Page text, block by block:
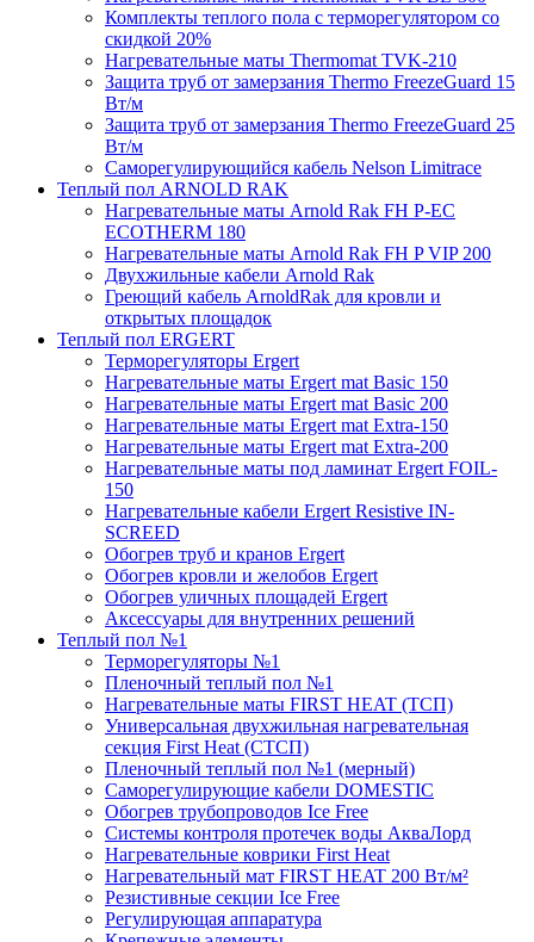
Комплекты теплого пола с терморегулятором со
скидкой 20%
Нагревательные маты Thermomat TVK-210
Защита труб от замерзания Thermo FreezeGuard 15
Вт/м
Защита труб от замерзания Thermo FreezeGuard 25
Вт/м
Саморегулирующийся кабель Nelson Limitrace
Теплый пол ARNOLD RAK
Нагревательные маты Arnold Rak FH P-EC
ECOTHERM 180
Нагревательные маты Arnold Rak FH P VIP 200
Двухжильные кабели Arnold Rak
Греющий кабель ArnoldRak для кровли и
открытых площадок
Теплый пол ERGERT
Терморегуляторы Ergert
Нагревательные маты Ergert mat Basic 150
Нагревательные маты Ergert mat Basic 200
Нагревательные маты Ergert mat Extra-150
Нагревательные маты Ergert mat Extra-200
Нагревательные маты под ламинат Ergert FOIL-
150
Нагревательные кабели Ergert Resistive IN-
SCREED
Обогрев труб и кранов Ergert
Обогрев кровли и желобов Ergert
Обогрев уличных площадей Ergert
Аксессуары для внутренних решений
Теплый пол №1
Терморегуляторы №1
Пленочный теплый пол №1
Нагревательные маты FIRST HEAT (ТСП)
Универсальная двухжильная нагревательная
секция First Heat (СТСП)
Пленочный теплый пол №1 (мерный)
Саморегулирующие кабели DOMESTIC
Обогрев трубопроводов Ice Free
Системы контроля протечек воды АкваЛорд
Нагревательные коврики First Heat
Нагревательный мат FIRST HEAT 200 Вт/м²
Резистивные секции Ice Free
Регулирующая аппаратура